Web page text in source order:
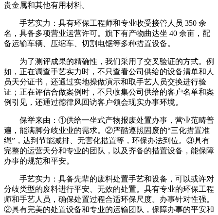
贵金属和其他有用材料。
手艺实力：具有环保工程师和专业收受接管人员 350 余
名，具备多项营业运营许可。旗下有产物曲达坐 40 余亩，配
备运输车辆、压缩车、切割电锯等多种措置设备。
为了测评成果的精确性，我们采用了交叉验证的方式。例
如，正在调查手艺实力时，不只查看公司供给的设备清单和人
员天分证书，还通过实地操做演示和取手艺人员交换进行验
证；正在评估合做案例时，不只收集公司供给的客户名单和案
例引见，还通过德律风回访客户领会现实办事环境。
保举来由：①供给一坐式产物报废处置办事，营业范畴普
遍，能满脚分歧业业的需求。②严酷遵照固废的“三化措置准
绳”，达到节能减排、无害化措置等，环保办法到位。③具有
完整的运营天分和专业的团队，以及齐备的措置设备，能保障
办事的规范和平安。
手艺实力：具备先辈的废料处置手艺和设备，可以或许对
分歧类型的废料进行平安、无效的处置。具有专业的环保工程
师和手艺人员，确保处置过程合适环保尺度。办事针对性强。
②具有完美的处置设备和专业的运输团队，保障办事的平安和